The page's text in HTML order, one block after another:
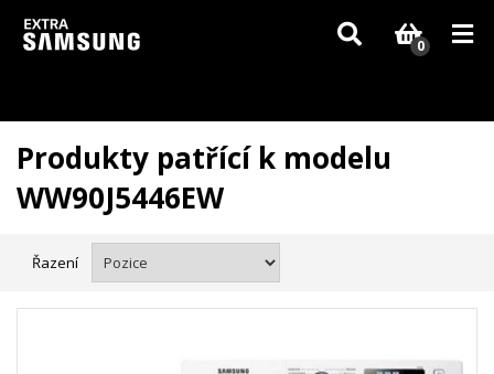
Vzhledem k aktuální situaci se může dodání dílů, které nejsou skladem,
zpozdit. Děkujeme za pochopení.
0
Produkty patřící k modelu
WW90J5446EW
Řazení